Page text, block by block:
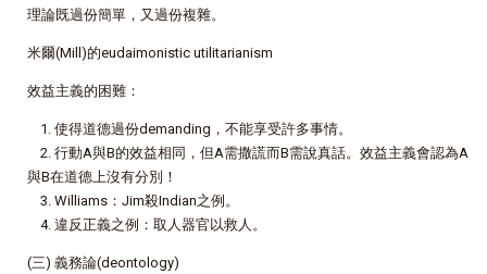
理論既過份簡單，又過份複雜。
米爾(Mill)的eudaimonistic utilitarianism
效益主義的困難：
1. 使得道德過份demanding，不能享受許多事情。
2. 行動A與B的效益相同，但A需撒謊而B需說真話。效益主義會認為A
與B在道德上沒有分別！
3. Williams：Jim殺Indian之例。
4. 違反正義之例：取人器官以救人。
(三) 義務論(deontology)